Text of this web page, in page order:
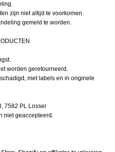
zijn niet altijd te voorkomen.
gemeld te worden.
worden geretourneerd.
met labels en in originele
7582 PL Losser
niet geaccepteerd.